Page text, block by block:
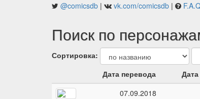
@comicsdb | vk.com/comicsdb |
Поиск по
Сортировка:
Дата перевода
07.09.2018